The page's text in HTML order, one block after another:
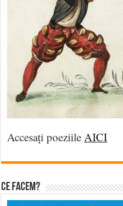
Accesați poeziileAICI
Ce facem?